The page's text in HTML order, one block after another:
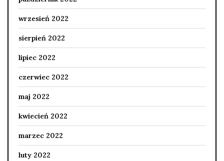
wrzesień 2022
sierpień 2022
lipiec 2022
czerwiec 2022
maj 2022
kwiecień 2022
marzec 2022
luty 2022